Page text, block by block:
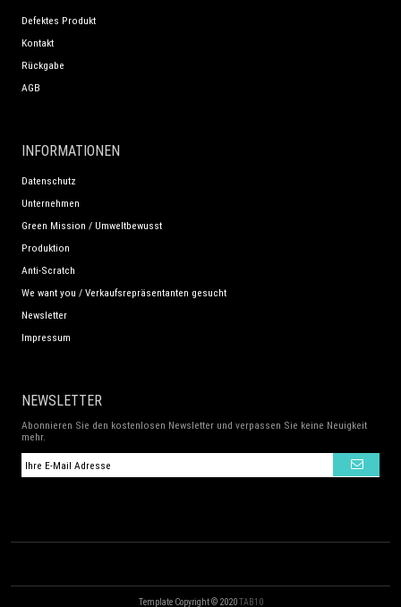
Defektes Produkt
Kontakt
Rückgabe
AGB
INFORMATIONEN
Datenschutz
Unternehmen
Green Mission / Umweltbewusst
Produktion
Anti-Scratch
We want you / Verkaufsrepräsentanten gesucht
Newsletter
Impressum
NEWSLETTER
Abonnieren Sie den kostenlosen Newsletter und verpassen Sie keine Neuigkeit
mehr.
Template Copyright © 2020TAB10